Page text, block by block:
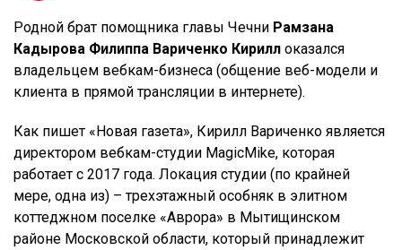
Родной брат помощника главы Чечни Рамзана
Кадырова Филиппа Вариченко Кирилл оказался
владельцем вебкам-бизнеса (общение веб-модели и
клиента в прямой трансляции в интернете).
Как пишет «Новая газета», Кирилл Вариченко является
директором вебкам-студии MagicMike, которая
работает с 2017 года. Локация студии (по крайней
мере, одна из) – трехэтажный особняк в элитном
коттеджном поселке «Аврора» в Мытищинском
районе Московской области, который принадлежит